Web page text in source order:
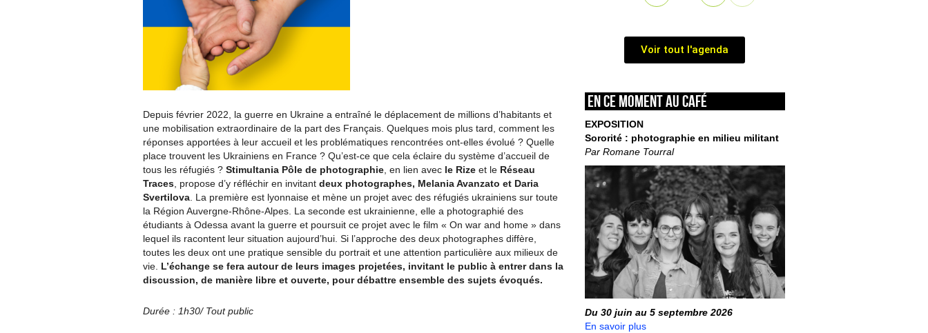
Depuis février 2022, la guerre en Ukraine a entraîné le déplacement de millions d’habitants et
une mobilisation extraordinaire de la part des Français. Quelques mois plus tard, comment les
réponses apportées à leur accueil et les problématiques rencontrées ont-elles évolué ? Quelle
place trouvent les Ukrainiens en France ? Qu’est-ce que cela éclaire du système d’accueil de
tous les réfugiés ? Stimultania Pôle de photographie , en lien avec le Rize et le Réseau
Traces , propose d’y réfléchir en invitant deux photographes, Melania Avanzato et Daria
Svertilova . La première est lyonnaise et mène un projet avec des réfugiés ukrainiens sur toute
la Région Auvergne-Rhône-Alpes. La seconde est ukrainienne, elle a photographié des
étudiants à Odessa avant la guerre et poursuit ce projet avec le film « On war and home » dans
lequel ils racontent leur situation aujourd’hui. Si l’approche des deux photographes diffère,
toutes les deux ont une pratique sensible du portrait et une attention particulière aux milieux de
vie. L’échange se fera autour de leurs images projetées, invitant le public à entrer dans la
discussion, de manière libre et ouverte, pour débattre ensemble des sujets évoqués.
Durée : 1h30/ Tout public
Voir tout l'agenda
En ce moment au café
EXPOSITION
Sororité : photographie en milieu militant
Par Romane Tourral
Du 30 juin au 5 septembre 2026
En savoir plus